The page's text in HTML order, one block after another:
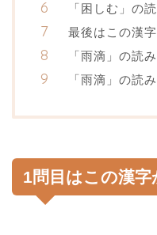
「困しむ」の
最後はこの漢字
「雨滴」の読
「雨滴」の読
1問目はこの漢字